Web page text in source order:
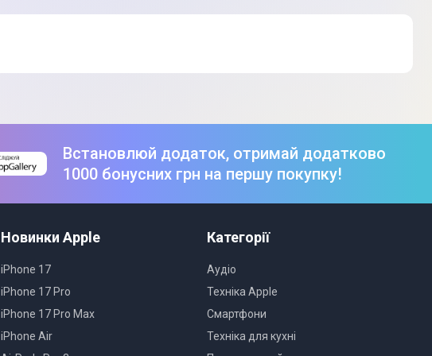
Встановлюй додаток, отримай додатково
1000 бонусних грн на першу покупку!
Новинки Apple
iPhone 17
iPhone 17 Pro
iPhone 17 Pro Max
iPhone Air
Категорії
Аудіо
Техніка Apple
Смартфони
Техніка для кухні